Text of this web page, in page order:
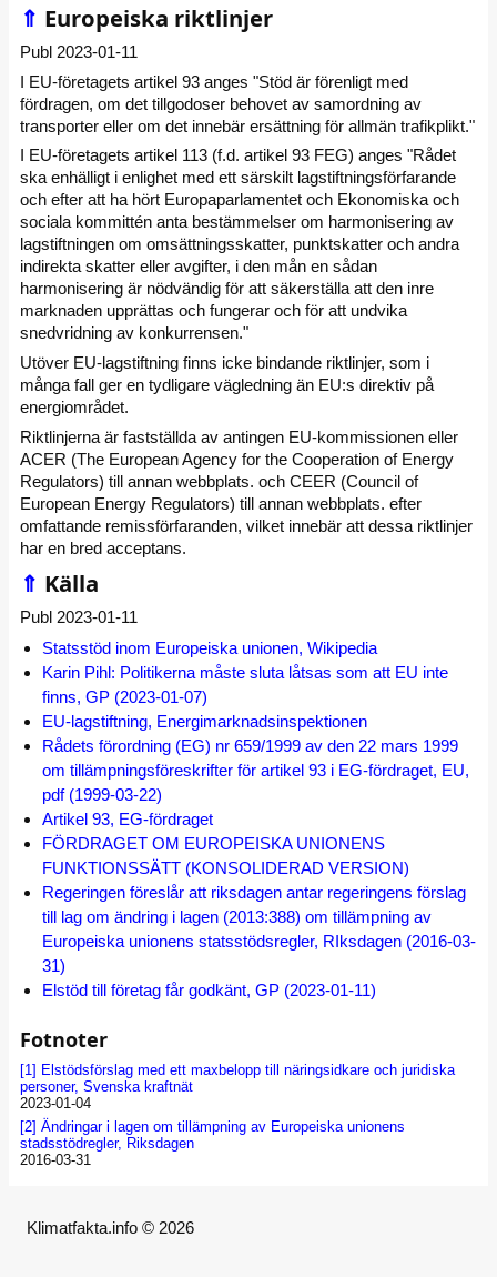
⇑ Europeiska riktlinjer
Publ 2023-01-11
I EU-företagets artikel 93 anges "Stöd är förenligt med
fördragen, om det tillgodoser behovet av samordning av
transporter eller om det innebär ersättning för allmän trafikplikt."
I EU-företagets artikel 113 (f.d. artikel 93 FEG) anges "Rådet
ska enhälligt i enlighet med ett särskilt lagstiftningsförfarande
och efter att ha hört Europaparlamentet och Ekonomiska och
sociala kommittén anta bestämmelser om harmonisering av
lagstiftningen om omsättningsskatter, punktskatter och andra
indirekta skatter eller avgifter, i den mån en sådan
harmonisering är nödvändig för att säkerställa att den inre
marknaden upprättas och fungerar och för att undvika
snedvridning av konkurrensen."
Utöver EU-lagstiftning finns icke bindande riktlinjer, som i
många fall ger en tydligare vägledning än EU:s direktiv på
energiområdet.
Riktlinjerna är fastställda av antingen EU-kommissionen eller
ACER (The European Agency for the Cooperation of Energy
Regulators) till annan webbplats. och CEER (Council of
European Energy Regulators) till annan webbplats. efter
omfattande remissförfaranden, vilket innebär att dessa riktlinjer
har en bred acceptans.
⇑ Källa
Publ 2023-01-11
Statsstöd inom Europeiska unionen, Wikipedia
Karin Pihl: Politikerna måste sluta låtsas som att EU inte
finns, GP (2023-01-07)
EU-lagstiftning, Energimarknadsinspektionen
Rådets förordning (EG) nr 659/1999 av den 22 mars 1999
om tillämpningsföreskrifter för artikel 93 i EG-fördraget, EU,
pdf (1999-03-22)
Artikel 93, EG-fördraget
FÖRDRAGET OM EUROPEISKA UNIONENS
FUNKTIONSSÄTT (KONSOLIDERAD VERSION)
Regeringen föreslår att riksdagen antar regeringens förslag
till lag om ändring i lagen (2013:388) om tillämpning av
Europeiska unionens statsstödsregler, RIksdagen (2016-03-
31)
Elstöd till företag får godkänt, GP (2023-01-11)
Fotnoter
[1] Elstödsförslag med ett maxbelopp till näringsidkare och juridiska
personer, Svenska kraftnät
2023-01-04
[2] Ändringar i lagen om tillämpning av Europeiska unionens
stadsstödregler, Riksdagen
2016-03-31
Klimatfakta.info © 2026